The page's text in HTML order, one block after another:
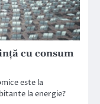
cu consum
este la
la energie?